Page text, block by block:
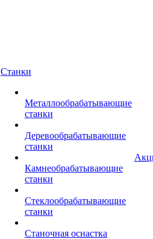
Станки
Металлообрабатывающие
станки
Деревообрабатывающие
станки
Камнеобрабатывающие
станки
Стеклообрабатывающие
станки
Станочная оснастка